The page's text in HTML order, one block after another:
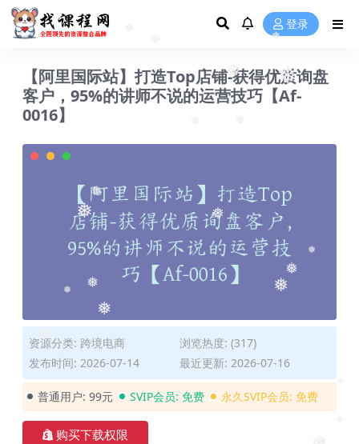
❅ ❅
❅
❅
❅
❅
❅
❅
❅ ❅
❅
❅
❅
登录
【阿里国际站】打造Top店铺-获得优质询盘
客户，95%的讲师不说的运营技巧【Af-
0016】
资源分类: 跨境电商
浏览热度: (317)
发布时间: 2026-07-14
最近更新: 2026-07-16
普通用户: 99元 SVIP会员: 免费 永久SVIP会员: 免费
购买下载权限